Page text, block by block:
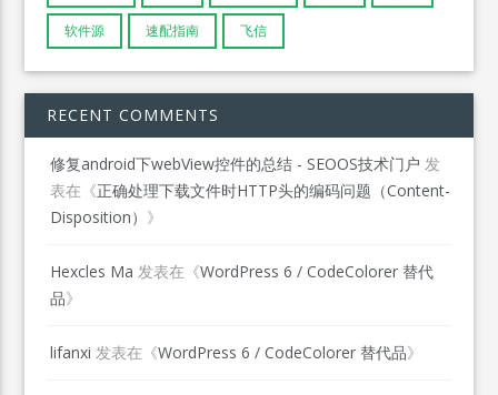
软件源 速配指南 飞信
RECENT COMMENTS
修复android下webView控件的总结 - SEOOS技术门户 发
表在《正确处理下载文件时HTTP头的编码问题（Content-
Disposition） 》
Hexcles Ma 发表在《WordPress 6 / CodeColorer 替代
品》
lifanxi 发表在《WordPress 6 / CodeColorer 替代品》